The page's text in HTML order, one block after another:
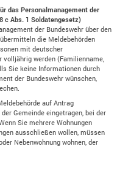
das Personalmanagement der
c Abs. 1 Soldatengesetz)
der Bundeswehr über den
die Meldebehörden
mit deutscher
werden (Familienname,
Sie keine Informationen durch
der Bundeswehr wünschen,
auf Antrag
Gemeinde eingetragen, bei der
Sie mehrere Wohnungen
ausschließen wollen, müssen
Nebenwohnung wohnen, der